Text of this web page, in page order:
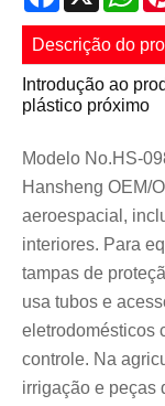
Descrição do
Introdução ao
plástico próximo
Modelo No.HS-
Hansheng OEM/
aeroespacial,
interiores. Para
tampas de
usa tubos e
eletrodomésticos
controle. Na
irrigação e peças